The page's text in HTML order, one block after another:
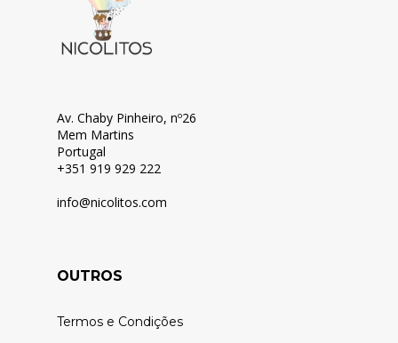
Av. Chaby Pinheiro, nº26
Mem Martins
Portugal
+351 919 929 222
info@nicolitos.com
OUTROS
Termos e Condições